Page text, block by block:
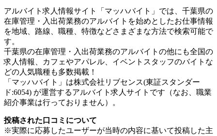
アルバイト求人情報サイト「マッハバイト」では、千葉県の
在庫管理・入出荷業務のアルバイトを始めとしたお仕事情報
を地域、路線、職種、特徴などさまざまな方法で検索可能で
す。
千葉県の在庫管理・入出荷業務のアルバイトの他にも全国の
求人情報、カフェやアパレル、イベントスタッフのバイトな
どの人気職種も多数掲載！
「マッハバイト」は株式会社リブセンス(東証スタンダー
ド:6054) が運営するアルバイト求人サイトです（なお、職業
紹介事業は行っておりません）。
投稿された口コミについて
※実際に応募したユーザーが当時の内容に基いて投稿した主